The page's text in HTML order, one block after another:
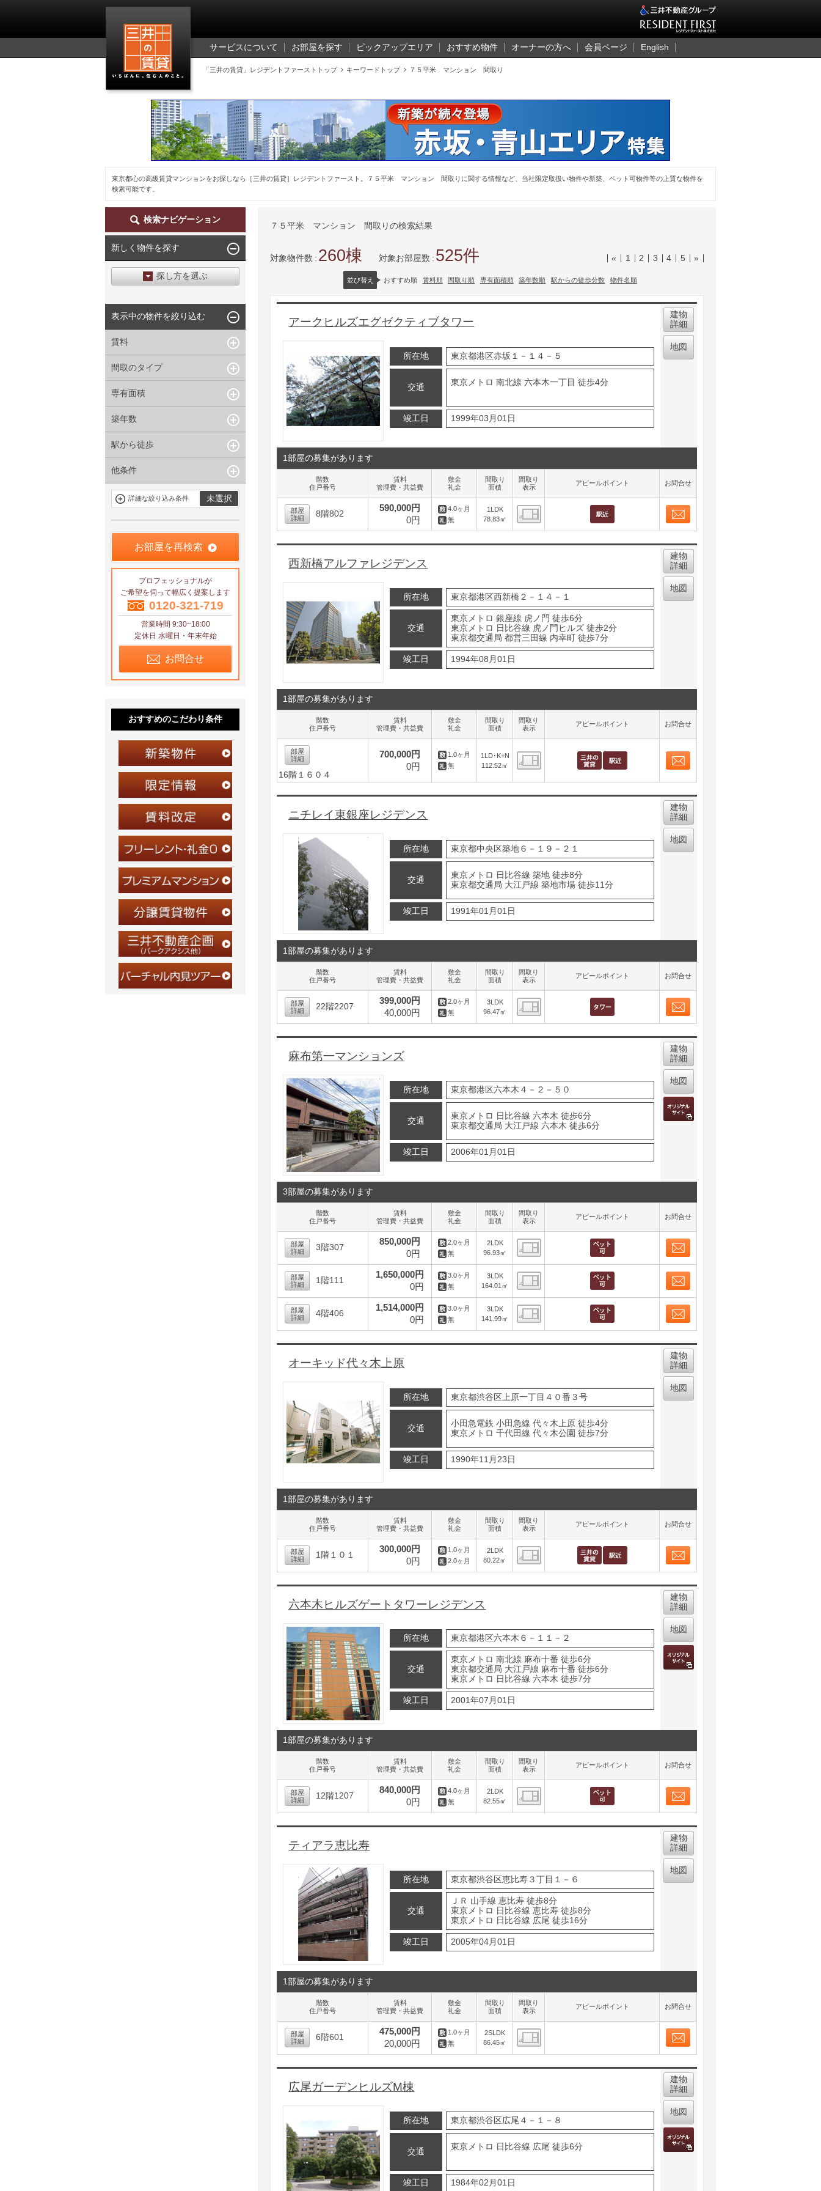
サービスについて お部屋を探す ピックアップエリア おすすめ物件 オーナーの方へ 会員ページ English
「三井の賃貸」レジデントファーストトップ  キーワードトップ  ７５平米 マンション 間取り
東京都心の高級賃貸マンションをお探しなら［三井の賃貸］レジデントファースト。７５平米 マンション 間取りに関する情報など、当社限定取扱い物件や新築、ペット可物件等の上質な物件を
検索可能です。
７５平米 マンション 間取りの検索結果
対象物件数 260 対象お部屋数 525 « 1 2 3 4 5 »
並び替え おすすめ順 賃料順 間取り順 専有面積順 築年数順 駅からの徒歩分数 物件名順
アークヒルズエグゼクティブタワー
所在地 東京都港区赤坂１－１４－５
交通
東京メトロ 南北線 六本木一丁目 徒歩4分
竣工日 1999年03月01日
建物
詳細
地図
1部屋の募集があります
階数
住戸番号
賃料
管理費・共益費
敷金
礼金
間取り
面積
間取り
表示
アピールポイント お問合せ
部屋
詳細
8階802
590,000円
0円
4.0ヶ月
無
1LDK
78.83㎡
間取り表示
西新橋アルファレジデンス
所在地 東京都港区西新橋２－１４－１
交通
東京メトロ 銀座線 虎ノ門 徒歩6分
東京メトロ 日比谷線 虎ノ門ヒルズ 徒歩2分
東京都交通局 都営三田線 内幸町 徒歩7分
竣工日 1994年08月01日
建物
詳細
地図
1部屋の募集があります
階数
住戸番号
賃料
管理費・共益費
敷金
礼金
間取り
面積
間取り
表示
アピールポイント お問合せ
部屋
詳細
16階１６０４
700,000円
0円
1.0ヶ月
無
1LD･K+N
112.52㎡
ニチレイ東銀座レジデンス
所在地 東京都中央区築地６－１９－２１
交通
東京メトロ 日比谷線 築地 徒歩8分
東京都交通局 大江戸線 築地市場 徒歩11分
竣工日 1991年01月01日
建物
詳細
地図
1部屋の募集があります
階数
住戸番号
賃料
管理費・共益費
敷金
礼金
間取り
面積
間取り
表示
アピールポイント お問合せ
部屋
詳細
22階2207
399,000円
40,000円
2.0ヶ月
無
3LDK
96.47㎡
間取り表示
麻布第一マンションズ
所在地 東京都港区六本木４－２－５０
交通
東京メトロ 日比谷線 六本木 徒歩6分
東京都交通局 大江戸線 六本木 徒歩6分
竣工日 2006年01月01日
建物
詳細
地図
3部屋の募集があります
階数
住戸番号
賃料
管理費・共益費
敷金
礼金
間取り
面積
間取り
表示
アピールポイント お問合せ
部屋
詳細
3階307
850,000円
0円
2.0ヶ月
無
2LDK
96.93㎡
間取り表示
部屋
詳細
1階111
1,650,000円
0円
3.0ヶ月
無
3LDK
164.01㎡
間取り表示
部屋
詳細
4階406
1,514,000円
0円
3.0ヶ月
無
3LDK
141.99㎡
間取り表示
オーキッド代々木上原
所在地 東京都渋谷区上原一丁目４０番３号
交通
小田急電鉄 小田急線 代々木上原 徒歩4分
東京メトロ 千代田線 代々木公園 徒歩7分
竣工日 1990年11月23日
建物
詳細
地図
1部屋の募集があります
階数
住戸番号
賃料
管理費・共益費
敷金
礼金
間取り
面積
間取り
表示
アピールポイント お問合せ
部屋
詳細
1階１０１
300,000円
0円
1.0ヶ月
2.0ヶ月
2LDK
80.22㎡
間取り表示
六本木ヒルズゲートタワーレジデンス
所在地 東京都港区六本木６－１１－２
交通
東京メトロ 南北線 麻布十番 徒歩6分
東京都交通局 大江戸線 麻布十番 徒歩6分
東京メトロ 日比谷線 六本木 徒歩7分
竣工日 2001年07月01日
建物
詳細
地図
1部屋の募集があります
階数
住戸番号
賃料
管理費・共益費
敷金
礼金
間取り
面積
間取り
表示
アピールポイント お問合せ
部屋
詳細
12階1207
840,000円
0円
4.0ヶ月
無
2LDK
82.55㎡
間取り表示
ティアラ恵比寿
所在地 東京都渋谷区恵比寿３丁目１－６
交通
ＪＲ 山手線 恵比寿 徒歩8分
東京メトロ 日比谷線 恵比寿 徒歩8分
東京メトロ 日比谷線 広尾 徒歩16分
竣工日 2005年04月01日
建物
詳細
地図
1部屋の募集があります
階数
住戸番号
賃料
管理費・共益費
敷金
礼金
間取り
面積
間取り
表示
アピールポイント お問合せ
部屋
詳細
6階601
475,000円
20,000円
1.0ヶ月
無
2SLDK
86.45㎡
間取り表示
広尾ガーデンヒルズM棟
所在地 東京都渋谷区広尾４－１－８
交通
東京メトロ 日比谷線 広尾 徒歩6分
竣工日 1984年02月01日
建物
詳細
地図
検索ナビゲーション
新しく物件を探す
探し方を選ぶ
区から探す
地図から探す
沿線から探す
表示中の物件を絞り込む
賃料
下限なし
礼金なし
敷金なし
礼金１ヶ月以下
フリーレント付き
間取のタイプ
1R〜1K
1DK〜1LDK
4LDK〜
専有面積
指定なし
築年数
指定なし
5年以内
15年以内
駅から徒歩
指定なし
10分以内
15分以内
他条件
駐車場有
当社限定物件
まない
件
申込無し物件
のみ表示
詳細な絞り込み条件 未選択
お部屋を再検索
プロフェッショナルが
ご希望を伺って幅広く提案します
0120-321-719
営業時間 9:30~18:00
定休日 水曜日・年末年始
お問合せ
おすすめのこだわり条件